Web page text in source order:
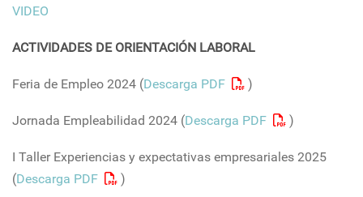
VIDEO
ACTIVIDADES DE ORIENTACIÓN LABORAL
Feria de Empleo 2024 (Descarga PDF )
Jornada Empleabilidad 2024 (Descarga PDF )
I Taller Experiencias y expectativas empresariales 2025
(Descarga PDF )